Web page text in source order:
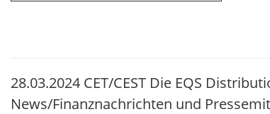
28.03.2024 CET/CEST Die EQS
News/Finanznachrichten und